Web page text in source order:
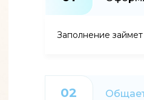
Заполнение
02